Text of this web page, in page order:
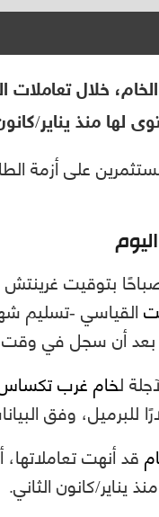
منذ يناير/كانون
على أزمة
لخام غرب
كانون الثاني.